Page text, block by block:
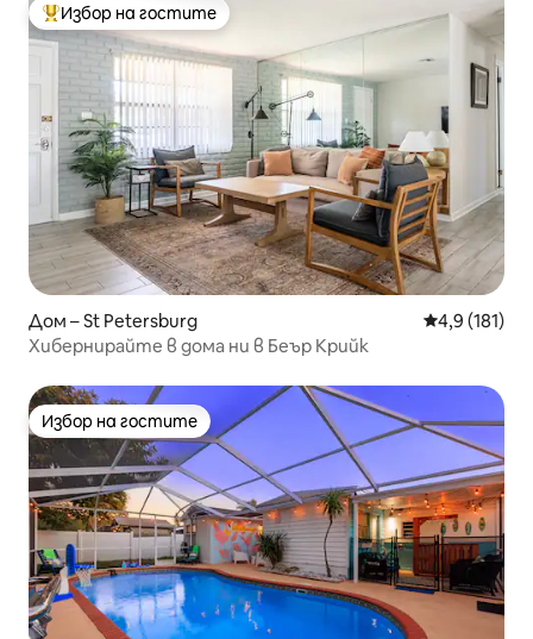
Най-популярен избор на гостите
Избор на гостите
Дом – St Petersburg Средна
4,9 (181)
Хибернирайте в дома ни в Беър Крийк
Избор на гостите
Избор на гостите